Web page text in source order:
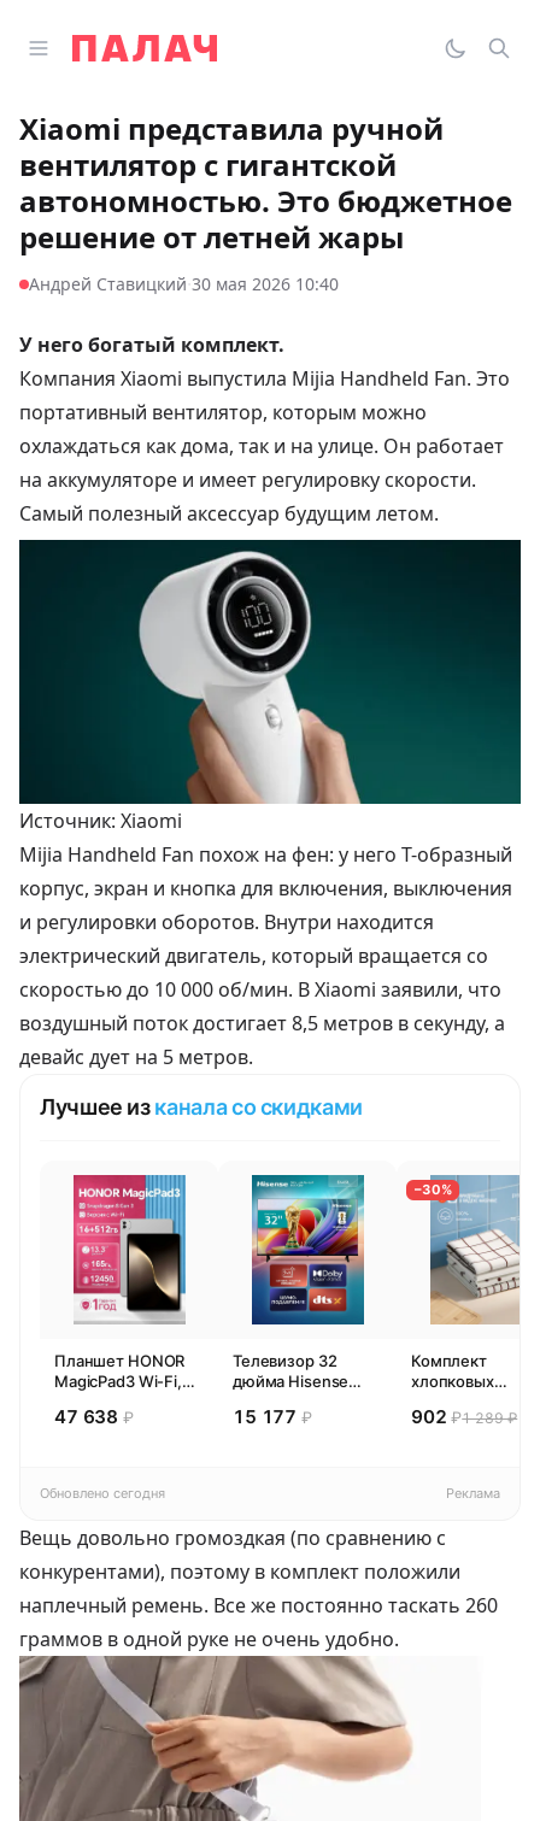
Открыть главное меню
Палач
Xiaomi представила ручной
вентилятор с гигантской
автономностью. Это бюджетное
решение от летней жары
Андрей Ставицкий·30 мая 2026 10:40
У него богатый комплект.
Компания Xiaomi выпустила Mijia Handheld Fan. Это
портативный вентилятор, которым можно
охлаждаться как дома, так и на улице. Он работает
на аккумуляторе и имеет регулировку скорости.
Самый полезный аксессуар будущим летом.
Источник: Xiaomi
Mijia Handheld Fan похож на фен: у него Т-образный
корпус, экран и кнопка для включения, выключения
и регулировки оборотов. Внутри находится
электрический двигатель, который вращается со
скоростью до 10 000 об/мин. В Xiaomi заявили, что
воздушный поток достигает 8,5 метров в секунду, а
девайс дует на 5 метров.
Лучшее изканала со скидками
Планшет HONOR
MagicPad3 Wi-Fi,
Snapdragon 8,
47 638 ₽
Телевизор 32
дюйма Hisense
Смарт ТВ HD
15 177 ₽
−30%
Комплект
хлопковых
полотенец 4 шт,
902₽1 289 ₽
Обновлено сегодня Реклама
Вещь довольно громоздкая (по сравнению с
конкурентами), поэтому в комплект положили
наплечный ремень. Все же постоянно таскать 260
граммов в одной руке не очень удобно.